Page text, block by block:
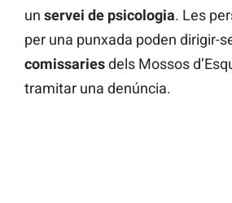
un servei de psicologia. Les
per una punxada poden dirigir-
comissariesdels Mossos
tramitar una denúncia.